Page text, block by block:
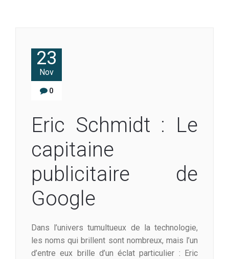
23
Nov
0
Eric Schmidt : Le
capitaine
publicitaire de
Google
Dans l’univers tumultueux de la technologie,
les noms qui brillent sont nombreux, mais l’un
d’entre eux brille d’un éclat particulier : Eric